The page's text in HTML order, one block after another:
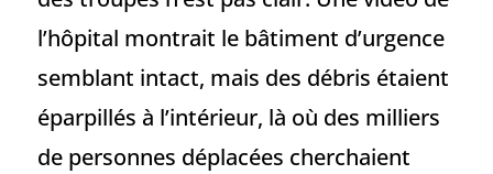
l’hôpital montrait le bâtiment d’urgence
semblant intact, mais des débris étaient
éparpillés à l’intérieur, là où des milliers
de personnes déplacées cherchaient